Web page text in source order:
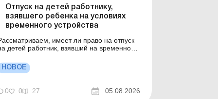
Отпуск на детей работнику,
взявшего ребенка на условиях
временного устройства
имеет ли право на отпуск
детей работник, взявший на временное
– один из приемных родителей
на временное устройство
работодатель предоставлять ему
социальный отпуск н...
НОВОЕ
0 0 27 05.08.2026